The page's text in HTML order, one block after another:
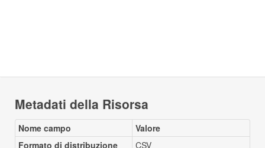
Metadati della Risorsa
Nome campo
Valore
Formato di distribuzione
CSV